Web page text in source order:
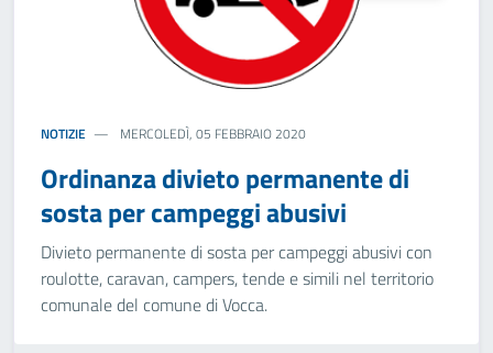
NOTIZIE MERCOLEDÌ, 05 FEBBRAIO 2020
Ordinanza divieto permanente di
sosta per campeggi abusivi
Divieto permanente di sosta per campeggi abusivi con
roulotte, caravan, campers, tende e simili nel territorio
comunale del comune di Vocca.